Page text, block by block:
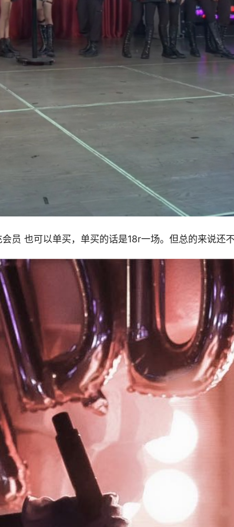
员 也可以单买，单买的话是18r一场。但总的来说还